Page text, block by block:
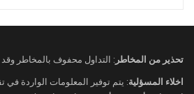
تحذير من المخاطر : التداول محفوف بالمخاطر
اخلاء المسؤلية: يتم توفير المعلومات الواردة في